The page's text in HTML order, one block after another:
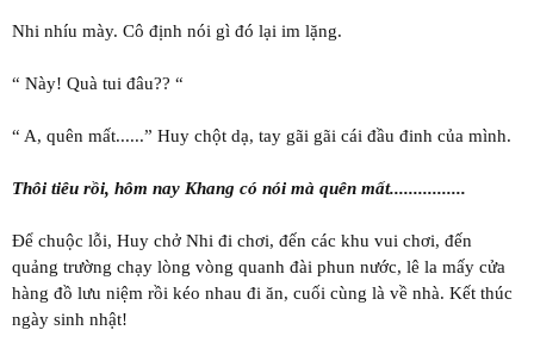
Nhi nhíu mày. Cô định nói gì đó lại im lặng.
“ Này! Quà tui đâu?? “
“ A, quên mất......” Huy chột dạ, tay gãi gãi cái đầu đinh của mình.
Thôi tiêu rồi, hôm nay Khang có nói mà quên mất................
Để chuộc lỗi, Huy chở Nhi đi chơi, đến các khu vui chơi, đến
quảng trường chạy lòng vòng quanh đài phun nước, lê la mấy cửa
hàng đồ lưu niệm rồi kéo nhau đi ăn, cuối cùng là về nhà. Kết thúc
ngày sinh nhật!